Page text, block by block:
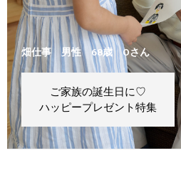
畑仕事 男性 68歳 Oさん
ご家族の誕生日に♡
ハッピープレゼント特集